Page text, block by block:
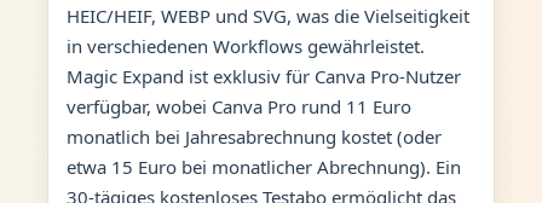
HEIC/HEIF, WEBP und SVG, was die Vielseitigkeit
in verschiedenen Workflows gewährleistet.
Magic Expand ist exklusiv für Canva Pro-Nutzer
verfügbar, wobei Canva Pro rund 11 Euro
monatlich bei Jahresabrechnung kostet (oder
etwa 15 Euro bei monatlicher Abrechnung). Ein
30-tägiges kostenloses Testabo ermöglicht das